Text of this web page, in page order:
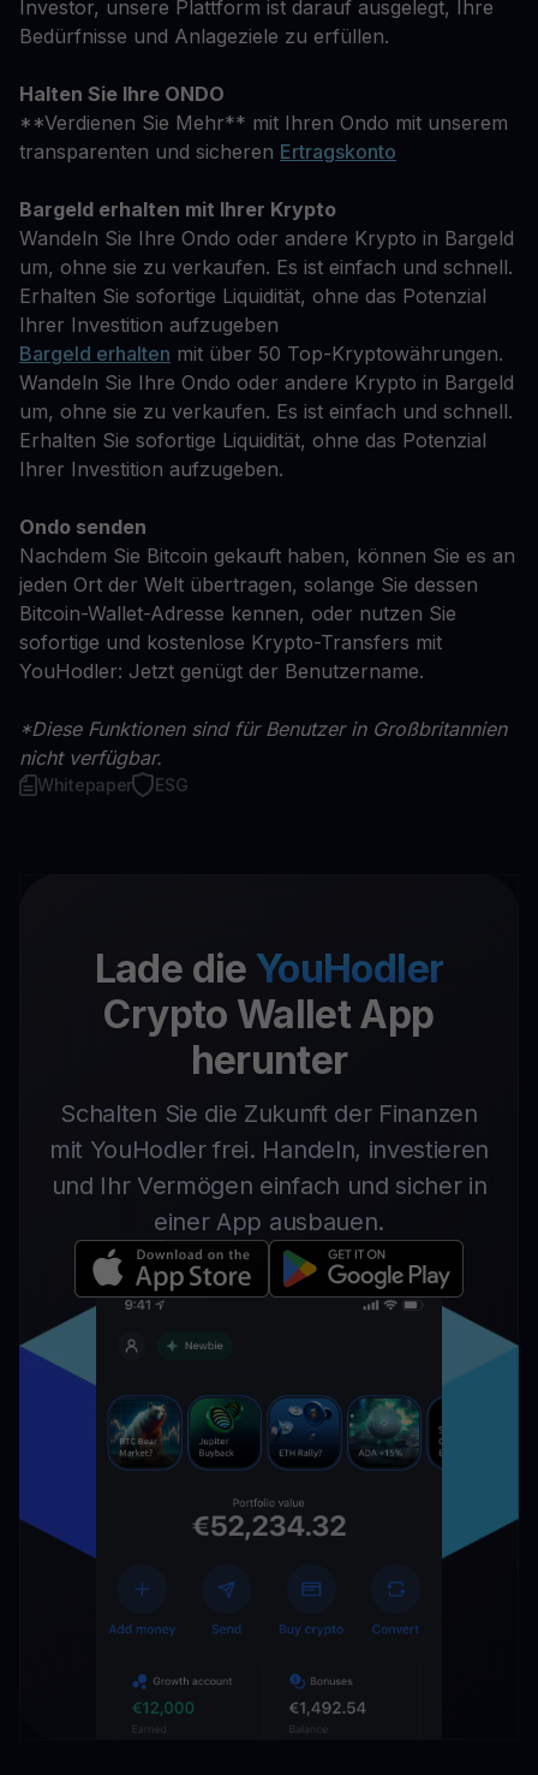
Investor, unsere Plattform ist darauf ausgelegt, Ihre
Bedürfnisse und Anlageziele zu erfüllen.
Halten Sie Ihre ONDO
**Verdienen Sie Mehr** mit Ihren Ondo mit unserem
transparenten und sicheren Ertragskonto
Bargeld erhalten mit Ihrer Krypto
Wandeln Sie Ihre Ondo oder andere Krypto in Bargeld
um, ohne sie zu verkaufen. Es ist einfach und schnell.
Erhalten Sie sofortige Liquidität, ohne das Potenzial
Ihrer Investition aufzugeben
Bargeld erhalten mit über 50 Top-Kryptowährungen.
Wandeln Sie Ihre Ondo oder andere Krypto in Bargeld
um, ohne sie zu verkaufen. Es ist einfach und schnell.
Erhalten Sie sofortige Liquidität, ohne das Potenzial
Ihrer Investition aufzugeben.
Ondo senden
Nachdem Sie Bitcoin gekauft haben, können Sie es an
jeden Ort der Welt übertragen, solange Sie dessen
Bitcoin-Wallet-Adresse kennen, oder nutzen Sie
sofortige und kostenlose Krypto-Transfers mit
YouHodler: Jetzt genügt der Benutzername.
*Diese Funktionen sind für Benutzer in Großbritannien
nicht verfügbar.
Whitepaper ESG
Lade die YouHodler
Crypto Wallet App
herunter
Schalten Sie die Zukunft der Finanzen
mit YouHodler frei. Handeln, investieren
und Ihr Vermögen einfach und sicher in
einer App ausbauen.